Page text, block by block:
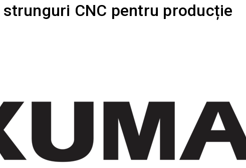
CNC pentru producție